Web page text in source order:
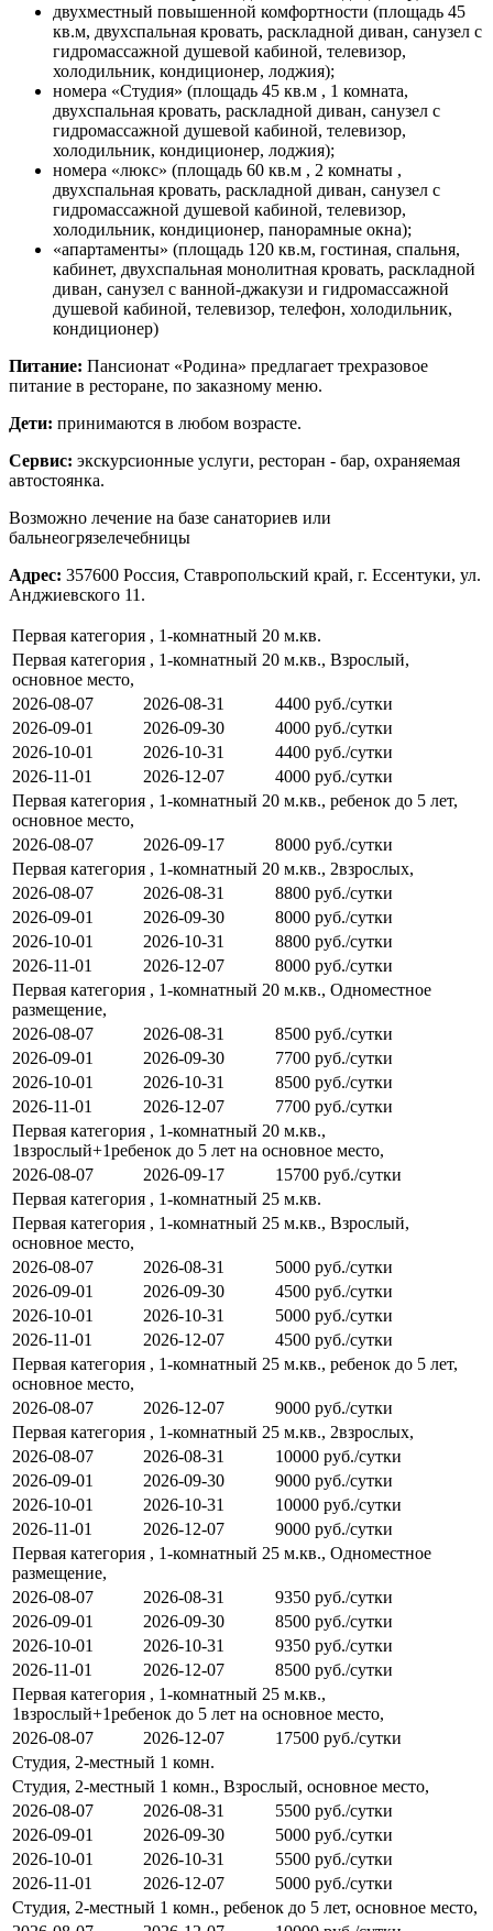
двухместный повышенной комфортности (площадь 45
кв.м, двухспальная кровать, раскладной диван, санузел с
гидромассажной душевой кабиной, телевизор,
холодильник, кондиционер, лоджия);
номера «Студия» (площадь 45 кв.м , 1 комната,
двухспальная кровать, раскладной диван, санузел с
гидромассажной душевой кабиной, телевизор,
холодильник, кондиционер, лоджия);
номера «люкс» (площадь 60 кв.м , 2 комнаты ,
двухспальная кровать, раскладной диван, санузел с
гидромассажной душевой кабиной, телевизор,
холодильник, кондиционер, панорамные окна);
«апартаменты» (площадь 120 кв.м, гостиная, спальня,
кабинет, двухспальная монолитная кровать, раскладной
диван, санузел с ванной-джакузи и гидромассажной
душевой кабиной, телевизор, телефон, холодильник,
кондиционер)
Питание: Пансионат «Родина» предлагает трехразовое
питание в ресторане, по заказному меню.
Дети: принимаются в любом возрасте.
Сервис: экскурсионные услуги, ресторан - бар, охраняемая
автостоянка.
Возможно лечение на базе санаториев или
бальнеогрязелечебницы
Адрес: 357600 Россия, Ставропольский край, г. Ессентуки, ул.
Анджиевского 11.
Первая категория , 1-комнатный 20 м.кв.
Первая категория , 1-комнатный 20 м.кв., Взрослый,
основное место,
2026-08-07
2026-08-31
4400 руб./сутки
2026-09-01
2026-09-30
4000 руб./сутки
2026-10-01
2026-10-31
4400 руб./сутки
2026-11-01
2026-12-07
4000 руб./сутки
Первая категория , 1-комнатный 20 м.кв., ребенок до 5 лет,
основное место,
2026-08-07
2026-09-17
8000 руб./сутки
Первая категория , 1-комнатный 20 м.кв., 2взрослых,
2026-08-07
2026-08-31
8800 руб./сутки
2026-09-01
2026-09-30
8000 руб./сутки
2026-10-01
2026-10-31
8800 руб./сутки
2026-11-01
2026-12-07
8000 руб./сутки
Первая категория , 1-комнатный 20 м.кв., Одноместное
размещение,
2026-08-07
2026-08-31
8500 руб./сутки
2026-09-01
2026-09-30
7700 руб./сутки
2026-10-01
2026-10-31
8500 руб./сутки
2026-11-01
2026-12-07
7700 руб./сутки
Первая категория , 1-комнатный 20 м.кв.,
1взрослый+1ребенок до 5 лет на основное место,
2026-08-07
2026-09-17
15700 руб./сутки
Первая категория , 1-комнатный 25 м.кв.
Первая категория , 1-комнатный 25 м.кв., Взрослый,
основное место,
2026-08-07
2026-08-31
5000 руб./сутки
2026-09-01
2026-09-30
4500 руб./сутки
2026-10-01
2026-10-31
5000 руб./сутки
2026-11-01
2026-12-07
4500 руб./сутки
Первая категория , 1-комнатный 25 м.кв., ребенок до 5 лет,
основное место,
2026-08-07
2026-12-07
9000 руб./сутки
Первая категория , 1-комнатный 25 м.кв., 2взрослых,
2026-08-07
2026-08-31
10000 руб./сутки
2026-09-01
2026-09-30
9000 руб./сутки
2026-10-01
2026-10-31
10000 руб./сутки
2026-11-01
2026-12-07
9000 руб./сутки
Первая категория , 1-комнатный 25 м.кв., Одноместное
размещение,
2026-08-07
2026-08-31
9350 руб./сутки
2026-09-01
2026-09-30
8500 руб./сутки
2026-10-01
2026-10-31
9350 руб./сутки
2026-11-01
2026-12-07
8500 руб./сутки
Первая категория , 1-комнатный 25 м.кв.,
1взрослый+1ребенок до 5 лет на основное место,
2026-08-07
2026-12-07
17500 руб./сутки
Студия, 2-местный 1 комн.
Студия, 2-местный 1 комн., Взрослый, основное место,
2026-08-07
2026-08-31
5500 руб./сутки
2026-09-01
2026-09-30
5000 руб./сутки
2026-10-01
2026-10-31
5500 руб./сутки
2026-11-01
2026-12-07
5000 руб./сутки
Студия, 2-местный 1 комн., ребенок до 5 лет, основное место,